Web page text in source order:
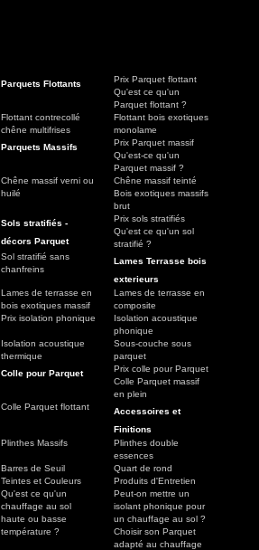
Parquets Flottants
Prix Parquet flottant
Qu'est ce qu'un
Parquet flottant ?
Flottant contrecollé
chêne multifrises
Flottant bois exotiques
monolame
Parquets Massifs
Prix Parquet massif
Qu'est-ce qu'un
Parquet massif ?
Chêne massif verni ou
huilé
Chêne massif teinté
Bois exotiques massifs
brut
Sols stratifiés -
décors Parquet
Prix sols stratifiés
Qu'est ce qu'un sol
stratifié ?
Sol stratifié sans
chanfreins
Lames Terrasse bois
exterieurs
Lames de terrasse en
bois exotiques massif
Lames de terrasse en
composite
Prix isolation phonique
Isolation acoustique
phonique
Isolation acoustique
thermique
Sous-couche sous
parquet
Colle pour Parquet
Prix colle pour Parquet
Colle Parquet massif
en plein
Colle Parquet flottant
Accessoires et
Finitions
Plinthes Massifs
Plinthes double
essences
Barres de Seuil
Quart de rond
Teintes et Couleurs
Produits d'Entretien
Qu'est ce qu'un
chauffage au sol
haute ou basse
température ?
Peut-on mettre un
isolant phonique pour
un chauffage au sol ?
Choisir son Parquet
adapté au chauffage